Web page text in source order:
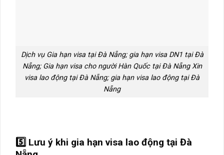
Dịch vụ Gia hạn visa tại Đà Nẵng; gia hạn visa DN1 tại Đà
Nẵng; Gia hạn visa cho người Hàn Quốc tại Đà Nẵng Xin
visa lao động tại Đà Nẵng; gia hạn visa lao động tại Đà
Nẵng
5️⃣ Lưu ý khi gia hạn visa lao động tại Đà